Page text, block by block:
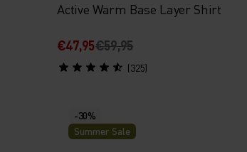
Active Warm Base Layer Shirt
€47,95€59,95
(325)
-30%
Summer Sale